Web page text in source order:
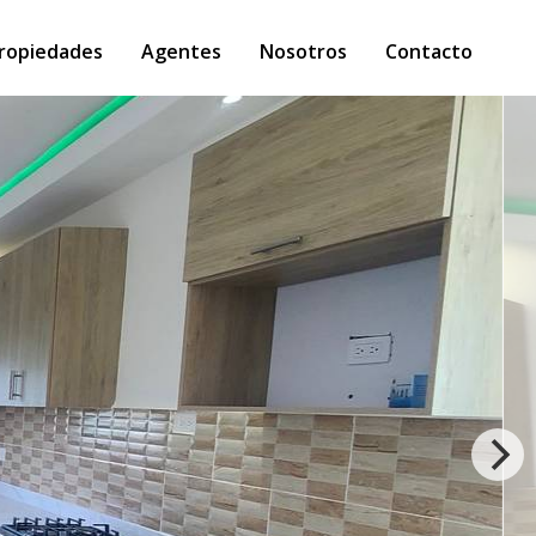
Agentes Nosotros Contacto